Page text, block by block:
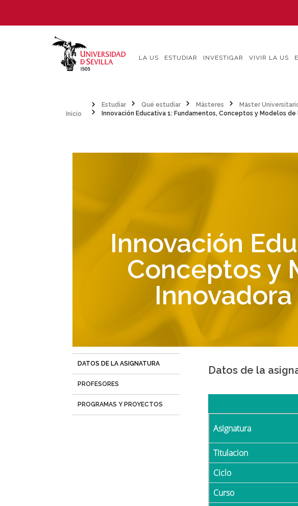
contenido
LA US ESTUDIAR INVESTIGAR VIVIR LA US
Sobrescribir
de
navegación
Estudiar Qué estudiar Másteres
Máster
Innovación Educativa 1: Fundamentos, Conceptos y Modelos de la Cultura Innovadora en Centros
Innovación
Conceptos y
DATOS DE LA ASIGNATURA
activa)
PROFESORES
PROGRAMAS Y PROYECTOS
Datos de la
Asignatura
Titulacion
Ciclo
Curso